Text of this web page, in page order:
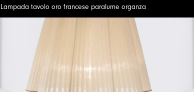
Lampada tavolo oro francese paralume organza